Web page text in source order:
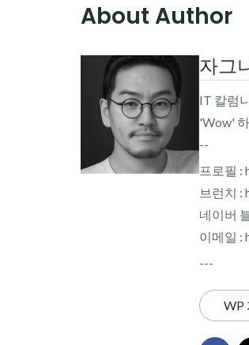
About Author
자그
IT 칼럼
'Wow'
--
프로필 :
브런치 :
네이버
이메일 :
---
WP